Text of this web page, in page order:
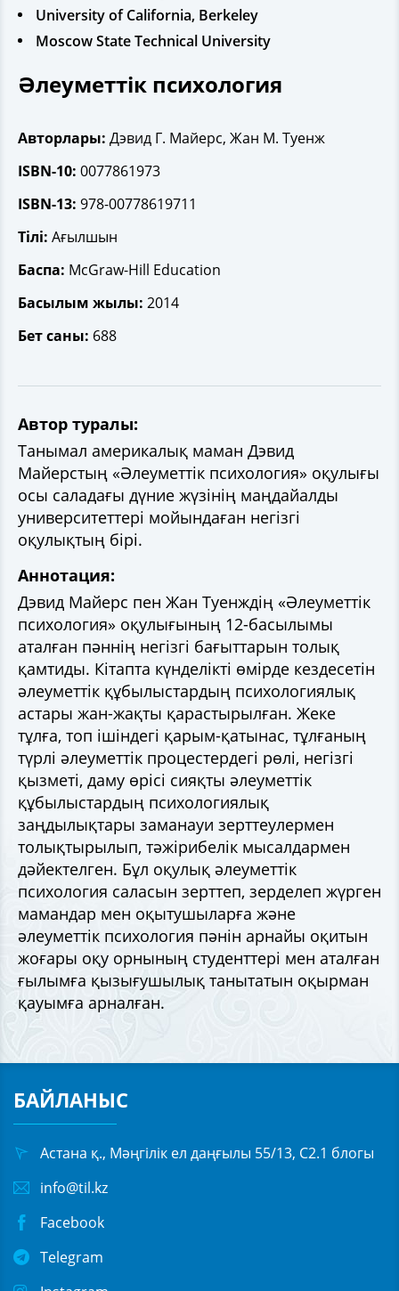
University of California, Berkeley
Moscow State Technical University
Әлеуметтік психология
Авторлары: Дэвид Г. Майерс, Жан М. Туенж
ISBN-10: 0077861973
ISBN-13: 978-00778619711
Тілі: Ағылшын
Баспа: McGraw-Hill Education
Басылым жылы: 2014
Бет саны: 688
Автор туралы:
Танымал америкалық маман Дэвид
Майерстың «Әлеуметтік психология» оқулығы
осы саладағы дүние жүзінің маңдайалды
университеттері мойындаған негізгі
оқулықтың бірі.
Аннотация:
Дэвид Майерс пен Жан Туенждің «Әлеуметтік
психология» оқулығының 12-басылымы
аталған пәннің негізгі бағыттарын толық
қамтиды. Кітапта күнделікті өмірде кездесетін
әлеуметтік құбылыстардың психологиялық
астары жан-жақты қарастырылған. Жеке
тұлға, топ ішіндегі қарым-қатынас, тұлғаның
түрлі әлеуметтік процестердегі рөлі, негізгі
қызметі, даму өрісі сияқты әлеуметтік
құбылыстардың психологиялық
заңдылықтары заманауи зерттеулермен
толықтырылып, тәжірибелік мысалдармен
дәйектелген. Бұл оқулық әлеуметтік
психология саласын зерттеп, зерделеп жүрген
мамандар мен оқытушыларға және
әлеуметтік психология пәнін арнайы оқитын
жоғары оқу орнының студенттері мен аталған
ғылымға қызығушылық танытатын оқырман
қауымға арналған.
БАЙЛАНЫС
Астана қ., Мәңгілік ел даңғылы 55/13, С2.1 блогы
info@til.kz
Facebook
Telegram